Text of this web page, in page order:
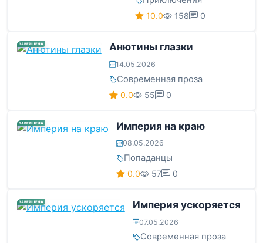
10.0 158 0
ЗАВЕРШЕНА Анютины глазки
14.05.2026
Современная проза
0.0 55 0
ЗАВЕРШЕНА Империя на краю
08.05.2026
Попаданцы
0.0 57 0
ЗАВЕРШЕНА Империя ускоряется
07.05.2026
Современная проза